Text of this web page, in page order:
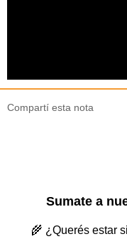
Compartí esta nota
Sumate a
🌾 ¿Querés estar